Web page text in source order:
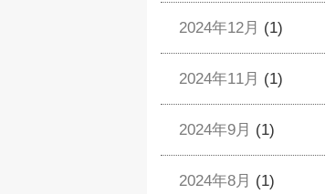
2024年12月 (1)
2024年11月 (1)
2024年9月 (1)
2024年8月 (1)